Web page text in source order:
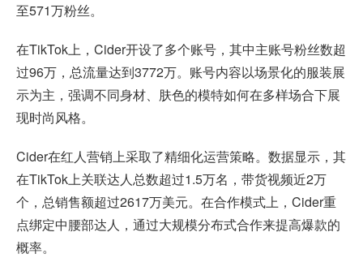
至571万粉丝。
在TikTok上，Cider开设了多个账号，其中主账号粉丝数超
过96万，总流量达到3772万。账号内容以场景化的服装展
示为主，强调不同身材、肤色的模特如何在多样场合下展
现时尚风格。
Cider在红人营销上采取了精细化运营策略。数据显示，其
在TikTok上关联达人总数超过1.5万名，带货视频近2万
个，总销售额超过2617万美元。在合作模式上，Cider重
点绑定中腰部达人，通过大规模分布式合作来提高爆款的
概率。